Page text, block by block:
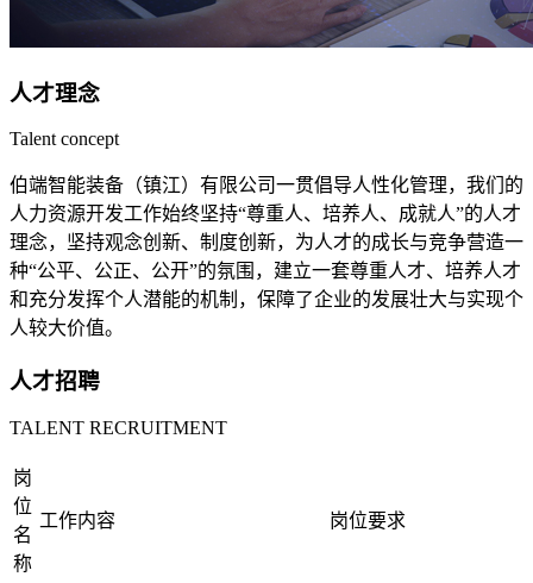
人才理念
Talent concept
伯端智能装备（镇江）有限公司一贯倡导人性化管理，我们的
人力资源开发工作始终坚持“尊重人、培养人、成就人”的人才
理念，坚持观念创新、制度创新，为人才的成长与竞争营造一
种“公平、公正、公开”的氛围，建立一套尊重人才、培养人才
和充分发挥个人潜能的机制，保障了企业的发展壮大与实现个
人较大价值。
人才招聘
TALENT RECRUITMENT
岗
位
名
称
工作内容 岗位要求